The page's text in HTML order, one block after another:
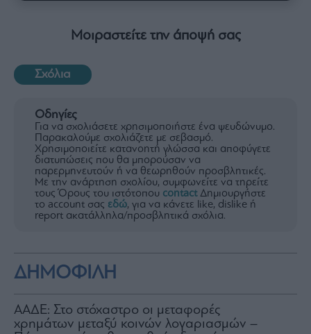
Μοιραστείτε την άποψή σας
Σχόλια
Οδηγίες
Για να σχολιάσετε χρησιμοποιήστε ένα ψευδώνυμο.
Παρακαλούμε σχολιάζετε με σεβασμό.
Χρησιμοποιείτε κατανοητή γλώσσα και αποφύγετε
διατυπώσεις που θα μπορούσαν να
παρερμηνευτούν ή να θεωρηθούν προσβλητικές.
Με την ανάρτηση σχολίου, συμφωνείτε να τηρείτε
τους Όρους του ιστότοπου contactΔημιουργήστε
το account σας εδώ, για να κάνετε like, dislike ή
report ακατάλληλα/προσβλητικά σχόλια.
ΔΗΜΟΦΙΛΗ
ΑΑΔΕ: Στο στόχαστρο οι μεταφορές
χρημάτων μεταξύ κοινών λογαριασμών –